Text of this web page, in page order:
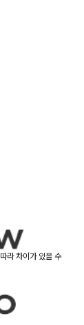
라 차이가 있을 수